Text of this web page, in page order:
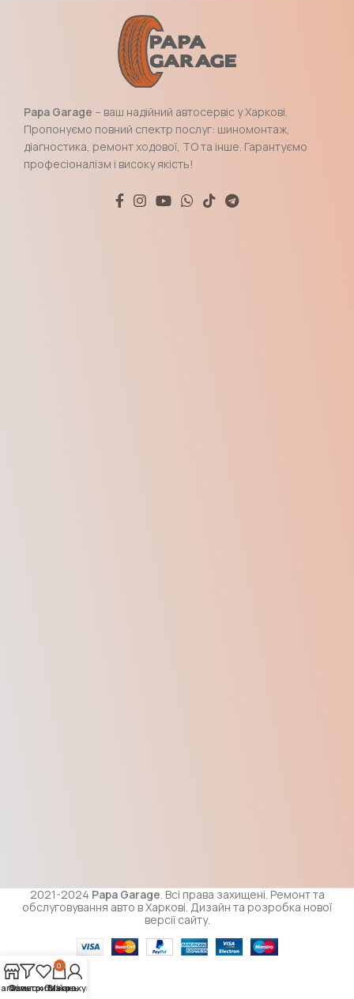
Papa Garage – ваш надійний автосервіс у Харкові.
Пропонуємо повний спектр послуг: шиномонтаж,
діагностика, ремонт ходової, ТО та інше. Гарантуємо
професіоналізм і високу якість!
2021-2024 Papa Garage. Всі права захищені. Ремонт та
обслуговування авто в Харкові. Дизайн та розробка нової
версії сайту.
Фільтри
Список бажань
0
Візок
Мій рахунок